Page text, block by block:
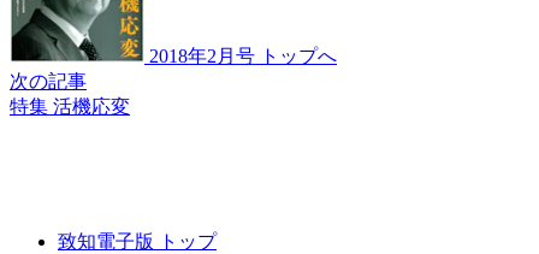
2018年2月号 トップへ
次の記事
特集 活機応変
致知電子版 トップ